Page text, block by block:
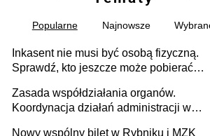
Popularne Najnowsze
Inkasent nie musi być osobą fizyczną.
Sprawdź, kto jeszcze może pobierać
Zasada współdziałania organów.
Koordynacja działań administracji w
Nowy wspólny bilet w Rybniku i MZK